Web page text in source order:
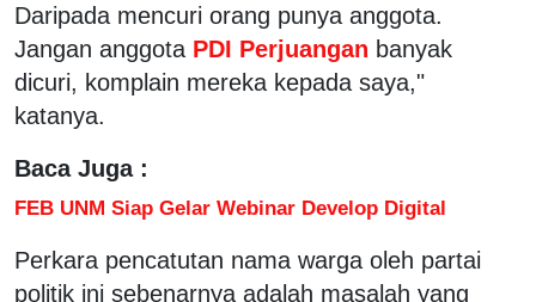
Daripada mencuri orang punya anggota.
Jangan anggota PDI Perjuangan banyak
dicuri, komplain mereka kepada saya,"
katanya.
Baca Juga :
FEB UNM Siap Gelar Webinar Develop Digital
Perkara pencatutan nama warga oleh partai
politik ini sebenarnya adalah masalah yang